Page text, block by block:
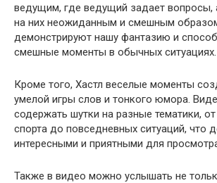
ведущим, где ведущий задает вопросы,
на них неожиданным и смешным
демонстрируют нашу фантазию и
смешные моменты в обычных ситуациях.
Кроме того, Хастл веселые моменты
умелой игры слов и тонкого юмора.
содержать шутки на разные тематики,
спорта до повседневных ситуаций, что
интересными и приятными для
Также в видео можно услышать не